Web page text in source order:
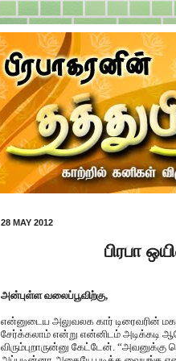
28 MAY 2012
பிரபா
அன்புள்ள வலைப்பூவிற்கு,
என்னுடைய அலுவலக கார் டிரைவரின் மகன்
சேர்க்கலாம் என்று என்னிடம் அடிக்கடி
விரும்புறாருன்னு கேட்டேன்.